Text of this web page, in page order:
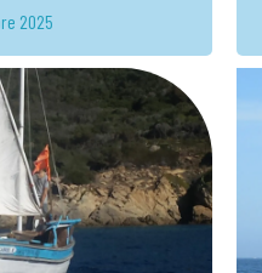
2025